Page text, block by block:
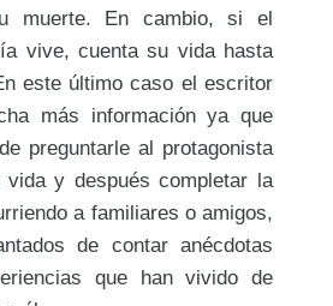
muerte. En cambio, si el
vive, cuenta su vida hasta
este último caso el escritor
más información ya que
preguntarle al protagonista
y después completar la
a familiares o amigos,
de contar anécdotas
que han vivido de